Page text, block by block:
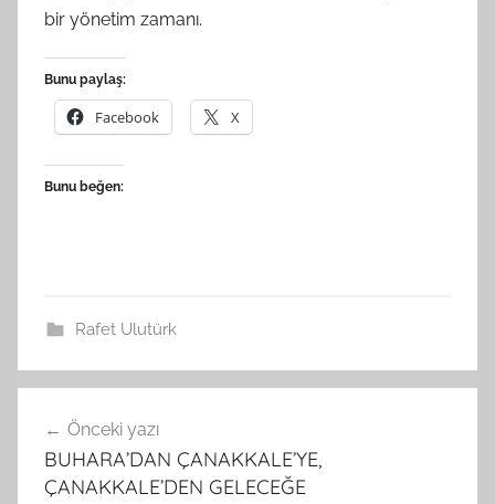
bir yönetim zamanı.
Bunu paylaş:
Facebook X
Bunu beğen:
Rafet Ulutürk
gezinmesi
Önceki yazı
BUHARA’DAN ÇANAKKALE’YE,
ÇANAKKALE’DEN GELECEĞE